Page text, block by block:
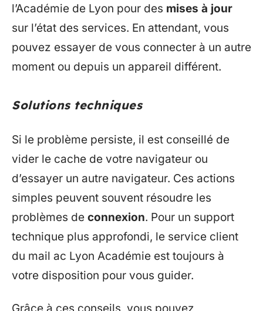
l’Académie de Lyon pour des mises à jour
sur l’état des services. En attendant, vous
pouvez essayer de vous connecter à un autre
moment ou depuis un appareil différent.
Solutions techniques
Si le problème persiste, il est conseillé de
vider le cache de votre navigateur ou
d’essayer un autre navigateur. Ces actions
simples peuvent souvent résoudre les
problèmes de connexion. Pour un support
technique plus approfondi, le service client
du mail ac Lyon Académie est toujours à
votre disposition pour vous guider.